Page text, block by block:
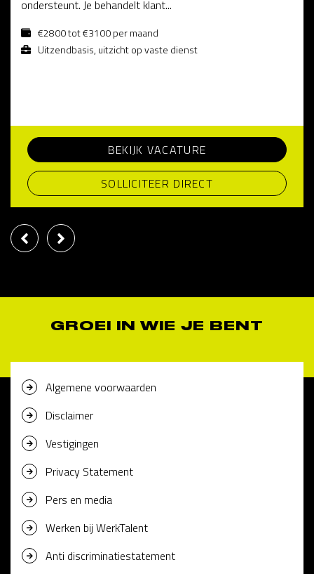
ondersteunt. Je behandelt klant...
€2800 tot €3100 per maand
Uitzendbasis, uitzicht op vaste dienst
BEKIJK VACATURE
SOLLICITEER DIRECT
GROEI IN WIE JE BENT
Algemene voorwaarden
Disclaimer
Vestigingen
Privacy Statement
Pers en media
Werken bij WerkTalent
Anti discriminatiestatement